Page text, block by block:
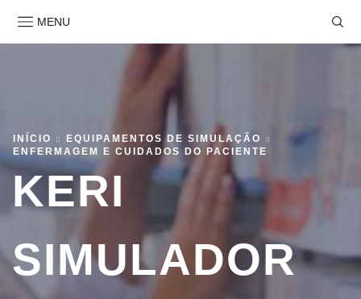
MENU
INÍCIO
EQUIPAMENTOS DE SIMULAÇÃO
ENFERMAGEM E CUIDADOS DO PACIENTE
KERI
SIMULADOR